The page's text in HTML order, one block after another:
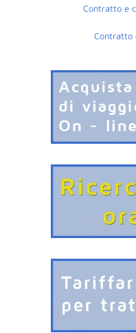
Contratto e
Contratto